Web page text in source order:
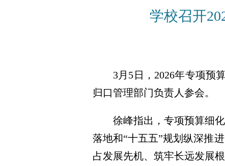
学校召开
3月5日，2026年专项预
归口管理部门负责人参会。
徐峰指出，专项预算细
落地和“十五五”规划纵深推
占发展先机、筑牢长远发展